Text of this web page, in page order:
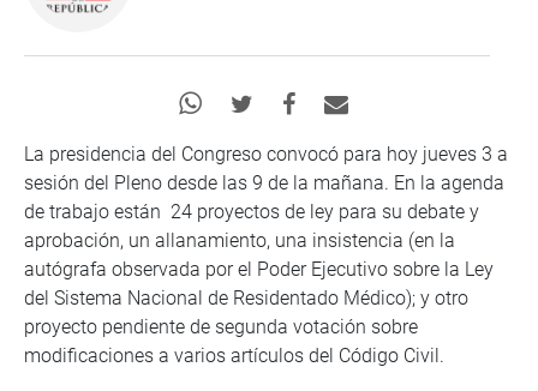
La presidencia del Congreso convocó para hoy jueves 3 a
sesión del Pleno desde las 9 de la mañana. En la agenda
de trabajo están 24 proyectos de ley para su debate y
aprobación, un allanamiento, una insistencia (en la
autógrafa observada por el Poder Ejecutivo sobre la Ley
del Sistema Nacional de Residentado Médico); y otro
proyecto pendiente de segunda votación sobre
modificaciones a varios artículos del Código Civil.